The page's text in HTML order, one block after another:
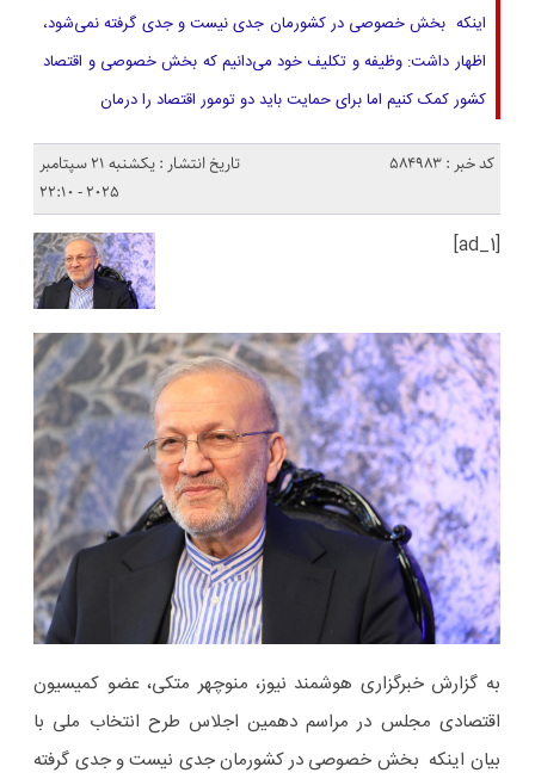
اینکه بخش خصوصی در کشورمان جدی نیست و جدی گرفته نمی‌شود،
اظهار داشت: وظیفه و تکلیف خود می‌دانیم که بخش خصوصی و اقتصاد
کشور کمک کنیم اما برای حمایت باید دو تومور اقتصاد را درمان
کد خبر : 584983
تاریخ انتشار : یکشنبه 21 سپتامبر
2025 - 22:10
[ad_1]
به گزارش خبرگزاری هوشمند نیوز، منوچهر متکی، عضو کمیسیون
اقتصادی مجلس در مراسم دهمین اجلاس طرح انتخاب ملی با
بیان اینکه بخش خصوصی در کشورمان جدی نیست و جدی گرفته